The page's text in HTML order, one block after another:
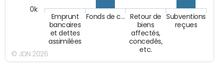
Emprunt
bancaires
et dettes
assimilées
Fonds de c…
Retour de
biens
affectés,
concedés,
etc.
Subventions
reçues
0k
© JDN 2026